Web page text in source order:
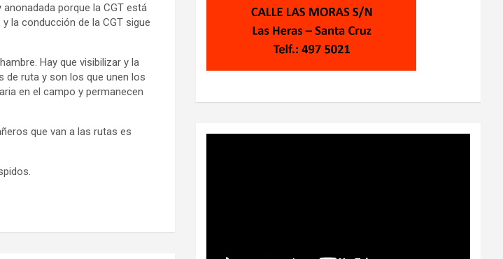
porque la CGT está
la conducción de la CGT sigue
Hay que visibilizar y la
de ruta y son los que unen los
en el campo y permanecen
que van a las rutas es